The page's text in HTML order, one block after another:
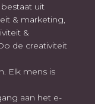
uit
& marketing,
&
de creativiteit
Elk mens is
aan het e-